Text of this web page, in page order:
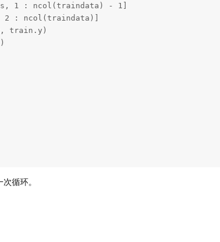
1 : ncol(traindata) - 1]
: ncol(traindata)]
train.y)
循环。